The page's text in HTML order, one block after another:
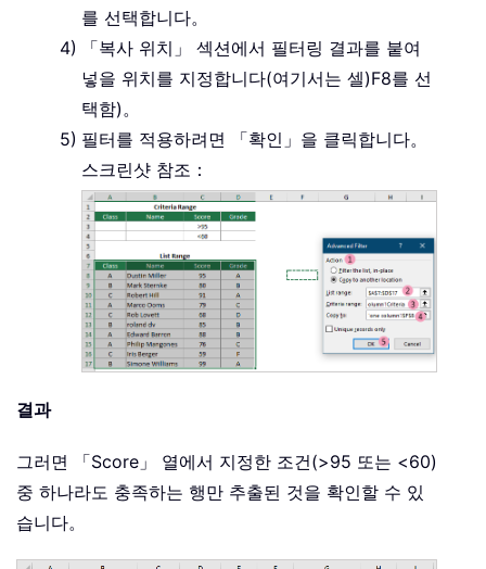
를 선택합니다。
「복사 위치」 섹션에서 필터링 결과를 붙여
넣을 위치를 지정합니다(여기서는 셀)F8를 선
택함)。
필터를 적용하려면 「확인」을 클릭합니다。
스크린샷 참조：
결과
그러면 「Score」 열에서 지정한 조건(>95 또는 <60)
중 하나라도 충족하는 행만 추출된 것을 확인할 수 있
습니다。